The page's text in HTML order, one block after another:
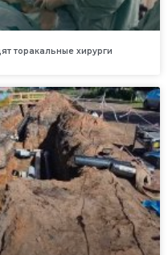
торакальные хирурги